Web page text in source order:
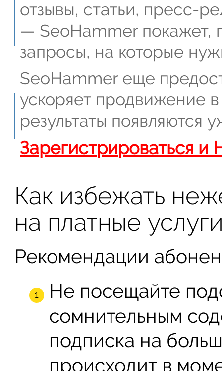
отзывы, статьи, пресс-
— SeoHammer покажет,
запросы, на которые
SeoHammer еще
ускоряет продвижение
результаты появляются
Зарегистрироваться и
Как избежать
на платные
Рекомендации
Не посещайте
сомнительным
подписка на
происходит в